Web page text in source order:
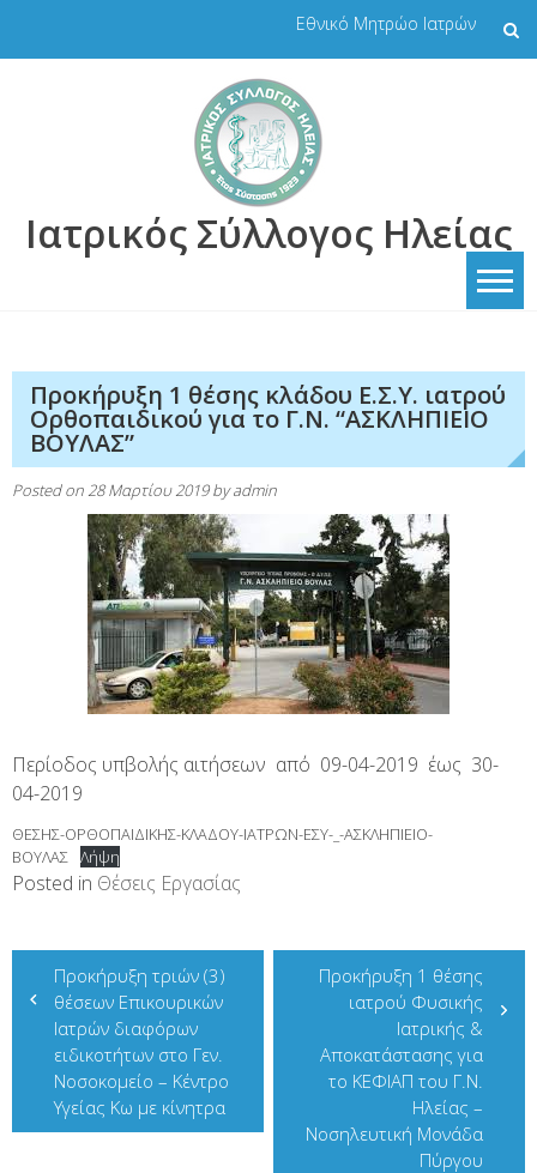
Εθνικό Μητρώο Ιατρών
Ιατρικός Σύλλογος Ηλείας
Προκήρυξη 1 θέσης κλάδου Ε.Σ.Υ. ιατρού
Ορθοπαιδικού για το Γ.Ν. “ΑΣΚΛΗΠΙΕΙΟ
ΒΟΥΛΑΣ”
Posted on 28 Μαρτίου 2019byadmin
Περίοδος υπβολής αιτήσεων από 09-04-2019 έως 30-
04-2019
ΘΕΣΗΣ-ΟΡΘΟΠΑΙΔΙΚΗΣ-ΚΛΑΔΟΥ-ΙΑΤΡΩΝ-ΕΣΥ-_-ΑΣΚΛΗΠΙΕΙΟ-
ΒΟΥΛΑΣ Λήψη
Posted in Θέσεις Εργασίας
Πλοήγηση
άρθρων
Προκήρυξη τριών (3)
θέσεων Επικουρικών
Ιατρών διαφόρων
ειδικοτήτων στο Γεν.
Νοσοκομείο – Κέντρο
Υγείας Κω με κίνητρα
Προκήρυξη 1 θέσης
ιατρού Φυσικής
Ιατρικής &
Αποκατάστασης για
το ΚΕΦΙΑΠ του Γ.Ν.
Ηλείας –
Νοσηλευτική Μονάδα
Πύργου